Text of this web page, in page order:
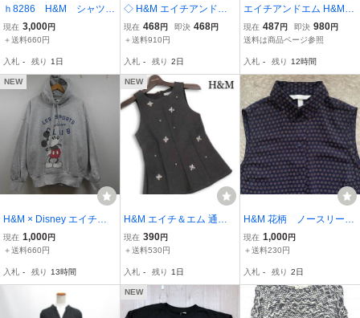
ｈ8286 H&M シャツ
2枚セット まとめ 麻
100％ リネン ホワイ
セット
現在 3,000円
＋送料660円
入札 - 残り 1日
◇ H&M エイチアンドエ
ム ロゴ刺繍 裏起毛 カジ
ュアル 長袖 トレーナー
レディース P
現在 468円 即決 468円
＋送料910円
入札 - 残り 2日
エイチアンドエム H&M D
ivided ディズニー Disney
プルート キャラクター ジ
ド丈 セーター レディース
L 茶色
現在 487円 即決 980円
送料は商品ページ参照
入札 - 残り 12時間
NEW
H&M × Disney エイチア
ンドエム ディズニー ミッ
キーマウス プリント プル
長袖トップス ライトグレ
現在 1,000円
＋送料660円
入札 - 残り 13時間
NEW
H&M エイチ＆エム 通年
★ ストレッチ 花柄 ベス
ト Sz.XS レディース
現在 390円
＋送料530円
入札 - 残り 1日
H&M 花柄 ノースリー
ブ ブラウス 総柄
紺 赤 黄色 ロング
手 EUR32
現在 1,000円
＋送料230円
入札 - 残り 2日
NEW